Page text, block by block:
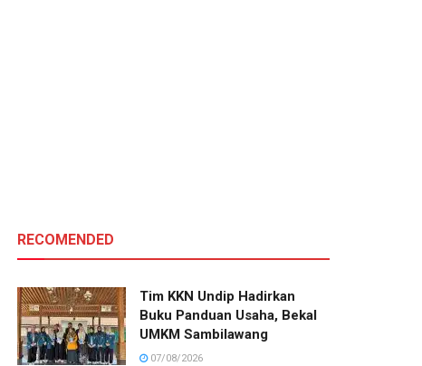
RECOMENDED
Tim KKN Undip Hadirkan
Buku Panduan Usaha, Bekal
UMKM Sambilawang
07/08/2026